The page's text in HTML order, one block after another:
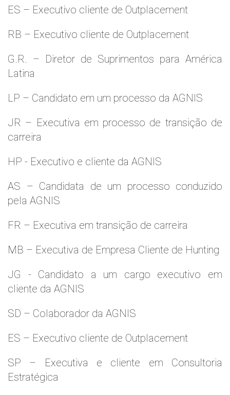
ES – Executivo cliente de Outplacement
RB – Executivo cliente de Outplacement
G.R. – Diretor de Suprimentos para América
Latina
LP – Candidato em um processo da AGNIS
JR – Executiva em processo de transição de
carreira
HP - Executivo e cliente da AGNIS
AS – Candidata de um processo conduzido
pela AGNIS
FR – Executiva em transição de carreira
MB – Executiva de Empresa Cliente de Hunting
JG - Candidato a um cargo executivo em
cliente da AGNIS
SD – Colaborador da AGNIS
ES – Executivo cliente de Outplacement
SP – Executiva e cliente em Consultoria
Estratégica